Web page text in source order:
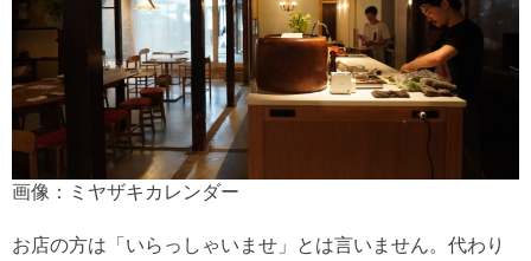
画像：ミヤザキカレンダー
お店の方は「いらっしゃいませ」とは言いません。代わり